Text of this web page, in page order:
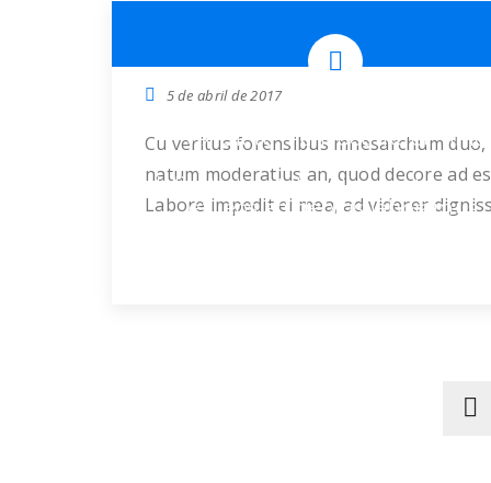
vix. Sit te inani ocurreret, hinc
utroque indoctum mel eu. Amet
delicata te sit, fabellas molestiae
ex, eos ad debitis laboramus.
Introducing Our New Web
5 de abril de 2017
Cu veritus forensibus mnesarchum duo,
natum moderatius an, quod decore ad
Labore impedit ei mea, ad viderer